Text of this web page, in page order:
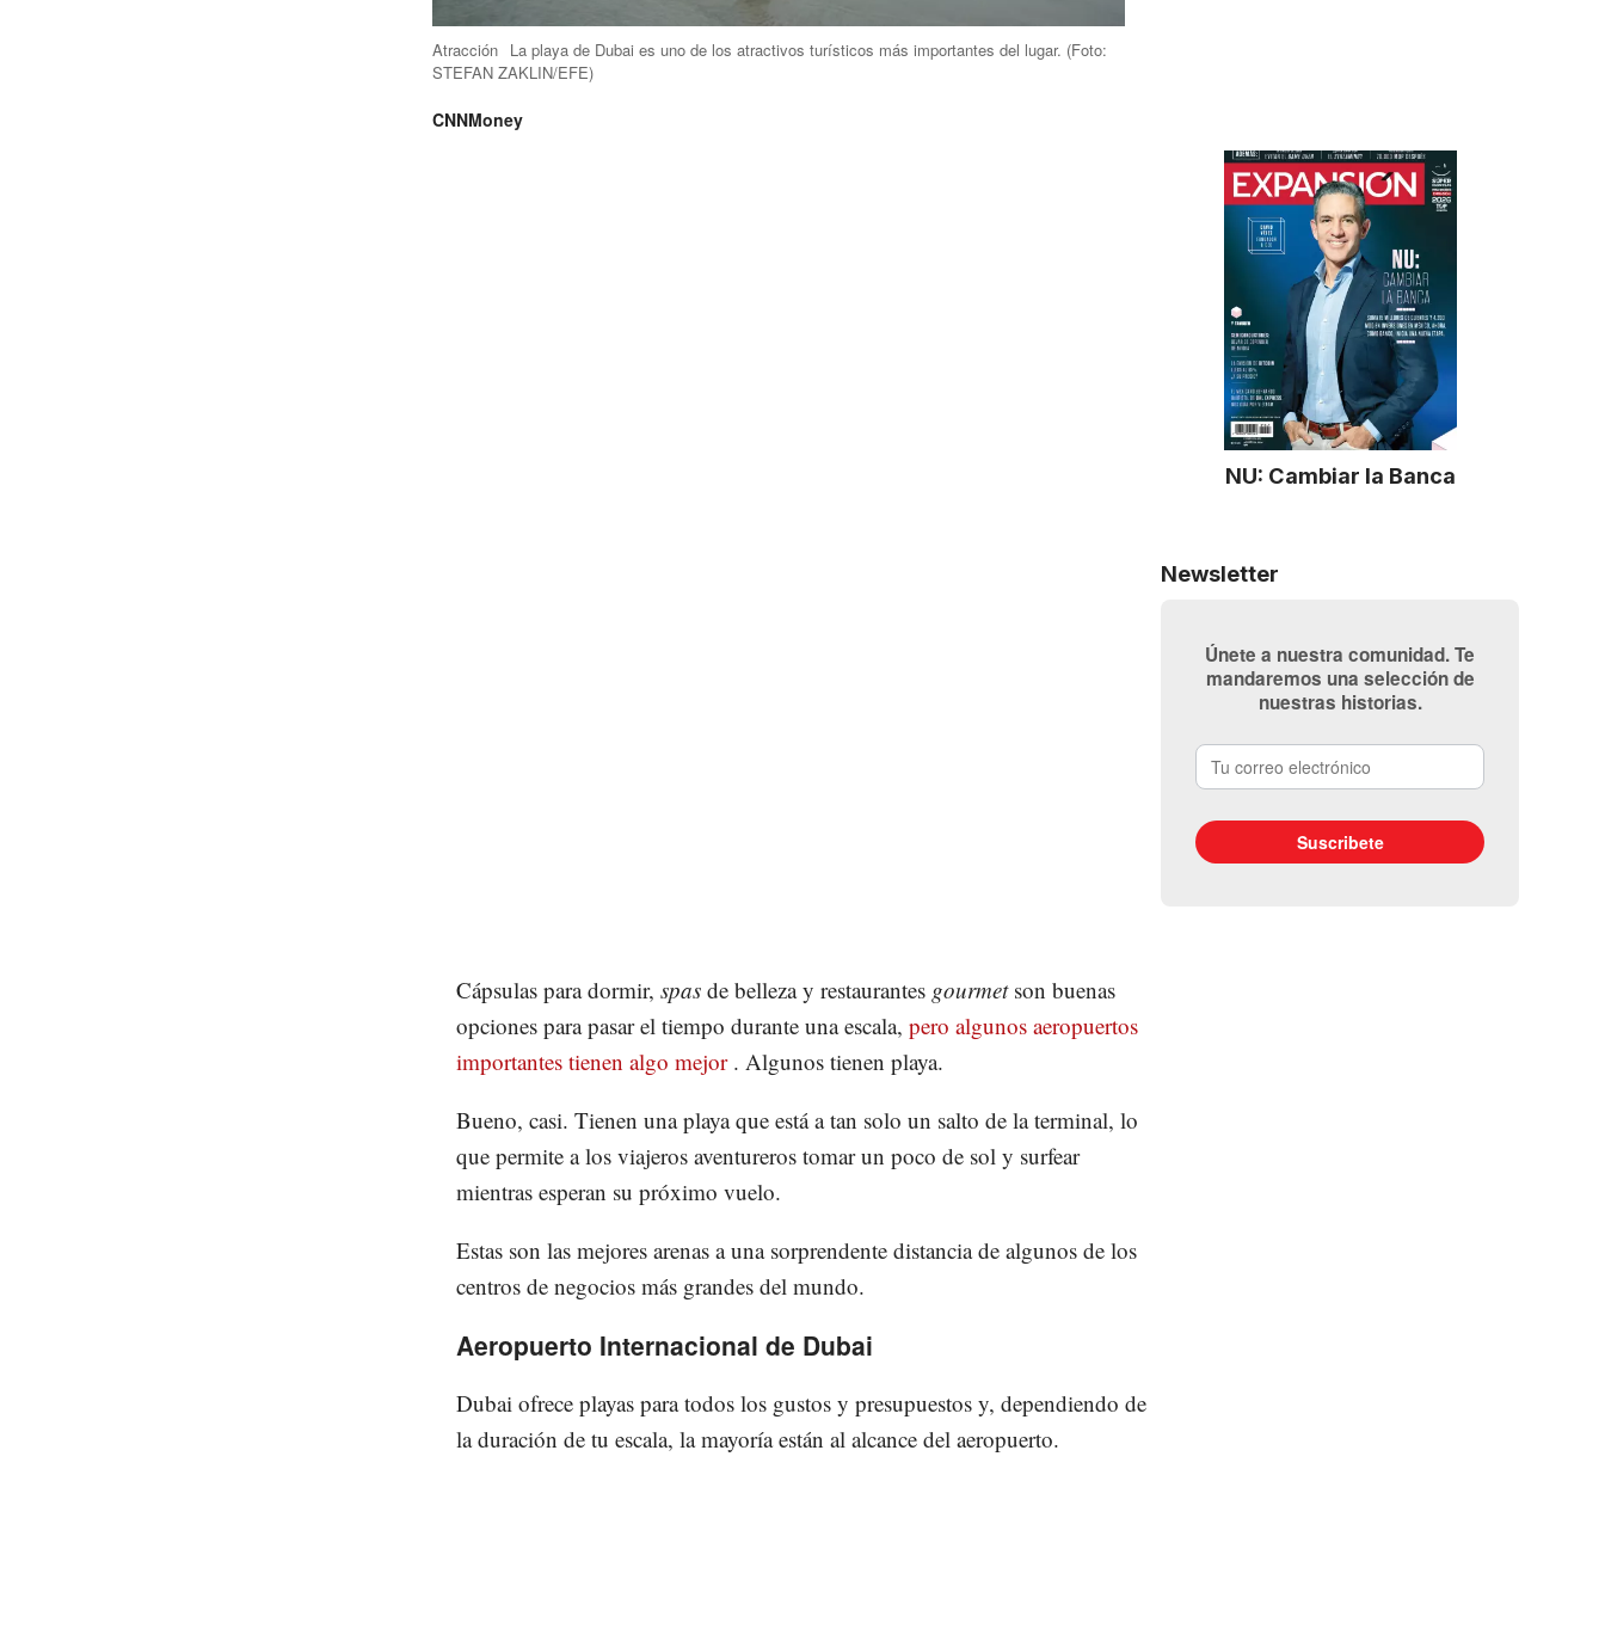
NU: Cambiar la Banca
Newsletter
Únete a nuestra comunidad. Te
mandaremos una selección de
nuestras historias.
Atracción La playa de Dubai es uno de los atractivos turísticos más importantes del lugar. (Foto:
STEFAN ZAKLIN/EFE)
CNNMoney
Cápsulas para dormir, spas de belleza y restaurantes gourmet son buenas
opciones para pasar el tiempo durante una escala, pero algunos aeropuertos
importantes tienen algo mejor . Algunos tienen playa.
Bueno, casi. Tienen una playa que está a tan solo un salto de la terminal, lo
que permite a los viajeros aventureros tomar un poco de sol y surfear
mientras esperan su próximo vuelo.
Estas son las mejores arenas a una sorprendente distancia de algunos de los
centros de negocios más grandes del mundo.
Aeropuerto Internacional de Dubai
Dubai ofrece playas para todos los gustos y presupuestos y, dependiendo de
la duración de tu escala, la mayoría están al alcance del aeropuerto.